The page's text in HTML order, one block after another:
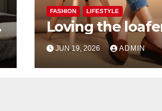
FASHION LIFESTYLE
Loving the
JUN 19, 2026 ADMIN